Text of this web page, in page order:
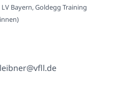
Bayern, Goldegg Training